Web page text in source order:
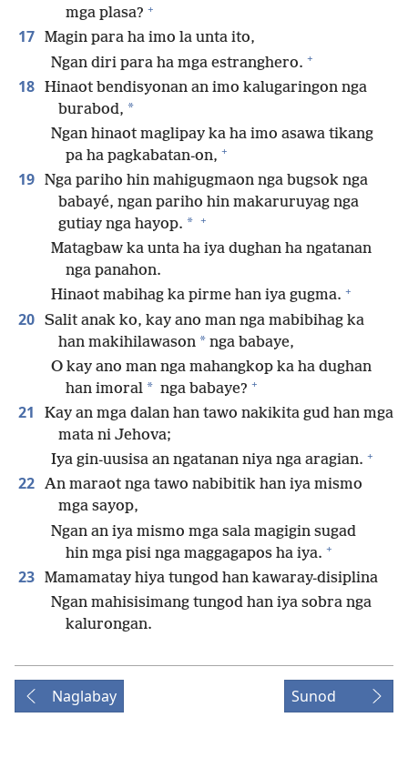
mga plasa? +
17 Magin para ha imo la unta ito,
Ngan diri para ha mga estranghero. +
18 Hinaot bendisyonan an imo kalugaringon nga
burabod, *
Ngan hinaot maglipay ka ha imo asawa tikang
pa ha pagkabatan-on, +
19 Nga pariho hin mahigugmaon nga bugsok nga
babayé, ngan pariho hin makaruruyag nga
gutiay nga hayop. * +
Matagbaw ka unta ha iya dughan ha ngatanan
nga panahon.
Hinaot mabihag ka pirme han iya gugma. +
20 Salit anak ko, kay ano man nga mabibihag ka
han makihilawason * nga babaye,
O kay ano man nga mahangkop ka ha dughan
han imoral * nga babaye? +
21
Kay an mga dalan han tawo nakikita gud han mga
mata ni Jehova;
Iya gin-uusisa an ngatanan niya nga aragian. +
22 An maraot nga tawo nabibitik han iya mismo
mga sayop,
Ngan an iya mismo mga sala magigin sugad
hin mga pisi nga maggagapos ha iya. +
23 Mamamatay hiya tungod han kawaray-disiplina
Ngan mahisisimang tungod han iya sobra nga
kalurongan.
Naglabay Sunod